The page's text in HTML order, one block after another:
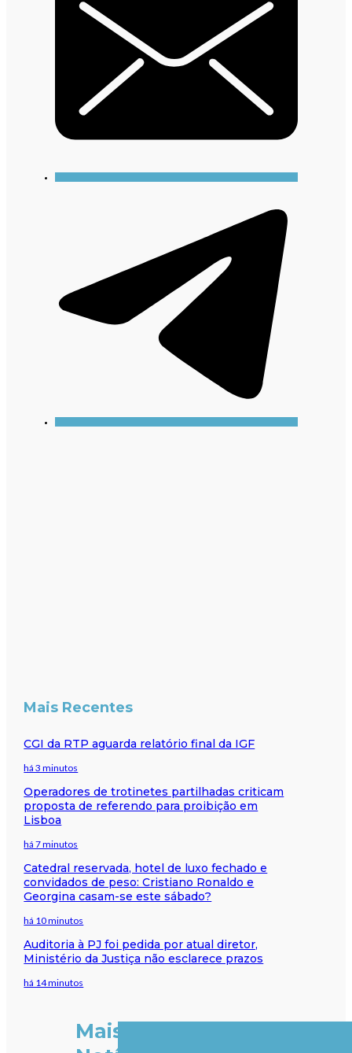
Mais Recentes
CGI da RTP aguarda relatório final da IGF
há 3 minutos
Operadores de trotinetes partilhadas criticam
proposta de referendo para proibição em
Lisboa
há 7 minutos
Catedral reservada, hotel de luxo fechado e
convidados de peso: Cristiano Ronaldo e
Georgina casam-se este sábado?
há 10 minutos
Auditoria à PJ foi pedida por atual diretor,
Ministério da Justiça não esclarece prazos
há 14 minutos
Mais